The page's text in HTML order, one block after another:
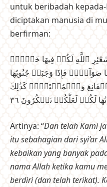
untuk beribadah
diciptakan manusia di
berfirman:
ٱللَّهِ لَكُمۡ فِيهَا خَيۡرٞۖ
صَوَآفَّۖ فَإِذَا وَجَبَتۡ جُنُوبُهَا
ٱلۡقَانِعَ وَٱلۡمُعۡتَرَّۚ كَذَٰلِكَ
لَكُمۡ لَعَلَّكُمۡ تَشۡكُرُونَ ٣٦
Artinya: “Dan telah Kami
itu sebahagian dari syi’ar
kebaikan yang banyak
nama Allah ketika kamu
berdiri (dan telah terikat).